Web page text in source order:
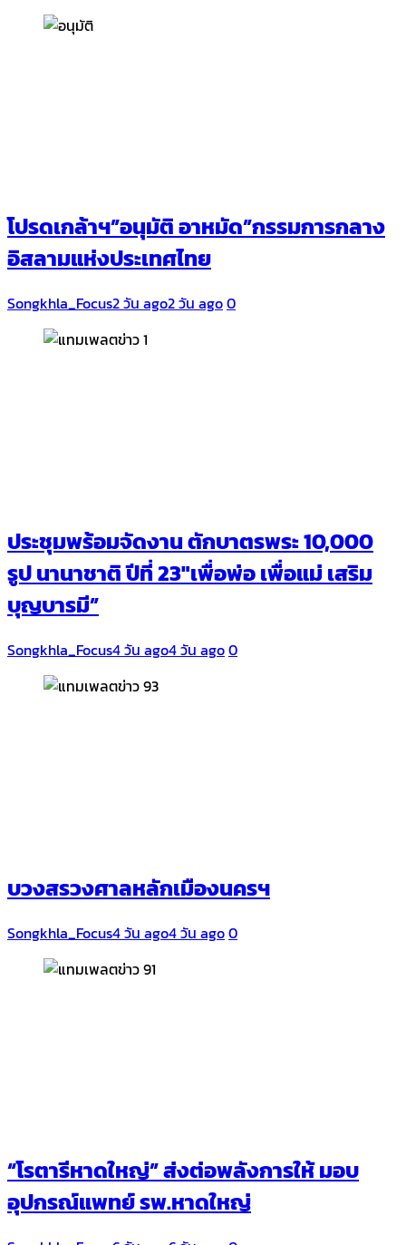
โปรดเกล้าฯ”อนุมัติ อาหมัด”กรรมการกลาง
อิสลามแห่งประเทศไทย
Songkhla_Focus2 วัน ago2 วัน ago0
ประชุมพร้อมจัดงาน ตักบาตรพระ 10,000
รูป นานาชาติ ปีที่ 23″เพื่อพ่อ เพื่อแม่ เสริม
บุญบารมี”
Songkhla_Focus4 วัน ago4 วัน ago0
บวงสรวงศาลหลักเมืองนครฯ
Songkhla_Focus4 วัน ago4 วัน ago0
“โรตารีหาดใหญ่” ส่งต่อพลังการให้ มอบ
อุปกรณ์แพทย์ รพ.หาดใหญ่